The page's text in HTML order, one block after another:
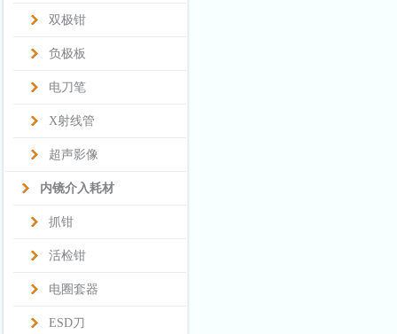
双极钳
负极板
电刀笔
X射线管
超声影像
内镜介入耗材
抓钳
活检钳
电圈套器
ESD刀